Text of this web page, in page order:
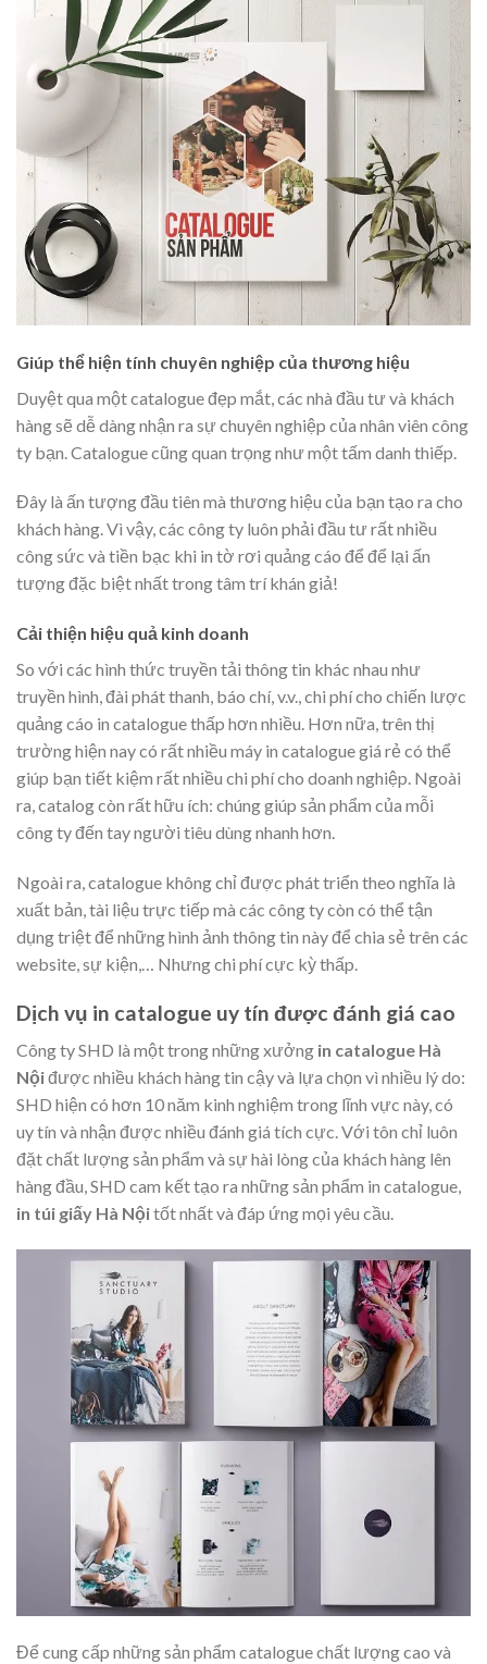
Giúp thể hiện tính chuyên nghiệp của thương hiệu
Duyệt qua một catalogue đẹp mắt, các nhà đầu tư và khách
hàng sẽ dễ dàng nhận ra sự chuyên nghiệp của nhân viên công
ty bạn. Catalogue cũng quan trọng như một tấm danh thiếp.
Đây là ấn tượng đầu tiên mà thương hiệu của bạn tạo ra cho
khách hàng. Vì vậy, các công ty luôn phải đầu tư rất nhiều
công sức và tiền bạc khi in tờ rơi quảng cáo để để lại ấn
tượng đặc biệt nhất trong tâm trí khán giả!
Cải thiện hiệu quả kinh doanh
So với các hình thức truyền tải thông tin khác nhau như
truyền hình, đài phát thanh, báo chí, v.v., chi phí cho chiến lược
quảng cáo in catalogue thấp hơn nhiều. Hơn nữa, trên thị
trường hiện nay có rất nhiều máy in catalogue giá rẻ có thể
giúp bạn tiết kiệm rất nhiều chi phí cho doanh nghiệp. Ngoài
ra, catalog còn rất hữu ích: chúng giúp sản phẩm của mỗi
công ty đến tay người tiêu dùng nhanh hơn.
Ngoài ra, catalogue không chỉ được phát triển theo nghĩa là
xuất bản, tài liệu trực tiếp mà các công ty còn có thể tận
dụng triệt để những hình ảnh thông tin này để chia sẻ trên các
website, sự kiện,… Nhưng chi phí cực kỳ thấp.
Dịch vụ in catalogue uy tín được đánh giá cao
Công ty SHD là một trong những xưởng in catalogue Hà
Nộiđược nhiều khách hàng tin cậy và lựa chọn vì nhiều lý do:
SHD hiện có hơn 10 năm kinh nghiệm trong lĩnh vực này, có
uy tín và nhận được nhiều đánh giá tích cực. Với tôn chỉ luôn
đặt chất lượng sản phẩm và sự hài lòng của khách hàng lên
hàng đầu, SHD cam kết tạo ra những sản phẩm in catalogue,
in túi giấy Hà Nộitốt nhất và đáp ứng mọi yêu cầu.
Để cung cấp những sản phẩm catalogue chất lượng cao và